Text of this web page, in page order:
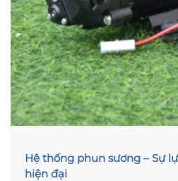
Hệ thống phun sương – Sự
hiện đại